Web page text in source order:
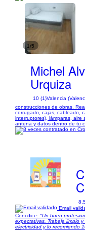
1/5
Michel
Urquiza
10 (1)Valencia
construcciones de obras.
corrugado, cajas, cableado,
interruptores), lámparas, aire
antena y datos dentro de tu
Email
Coni dice: "Un buen
expectativas. Trabaja limpio
electricidad y lo recomiendo